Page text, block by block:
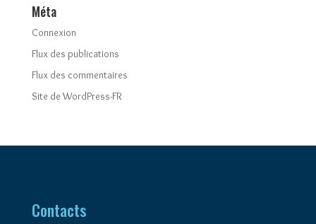
Méta
Connexion
Flux des publications
Flux des commentaires
Site de WordPress-FR
Contacts